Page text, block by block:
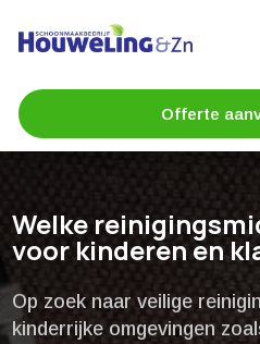
Offerte
Welke
voor kinderen en
Op zoek naar veilige
kinderrijke omgevingen